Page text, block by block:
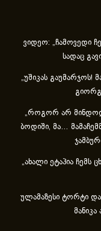
ვიდეო: „ჩამოვედი
სადაც
„უშიკას
„როგორ არ
ბოდიში, მა…
„ახა­ლი ეტა­პია ჩემს
ულამაზესი ტორტი
მანიკა